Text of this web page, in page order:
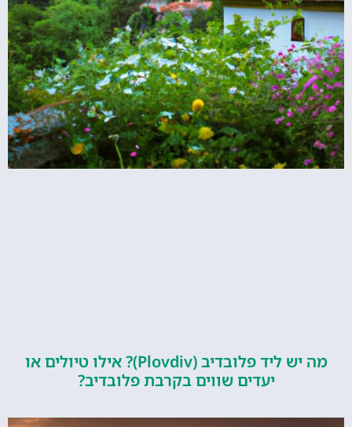
מה יש ליד פלובדיב (Plovdiv)? אילו טיולים או
יעדים שווים בקרבת פלובדיב?